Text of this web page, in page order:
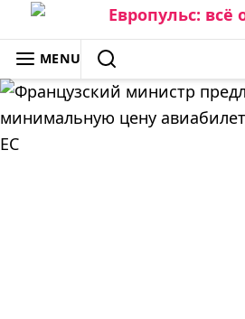
Skip
to
content
ЕВРОПУЛЬС: ВСЁ О ЕВРОПЕ
MENU
SEARCH